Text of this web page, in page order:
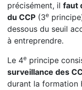
précisément, il faut
du CCP (3e
dessous du seuil
à entreprendre.
Le 4e principe
surveillance des
durant la formation